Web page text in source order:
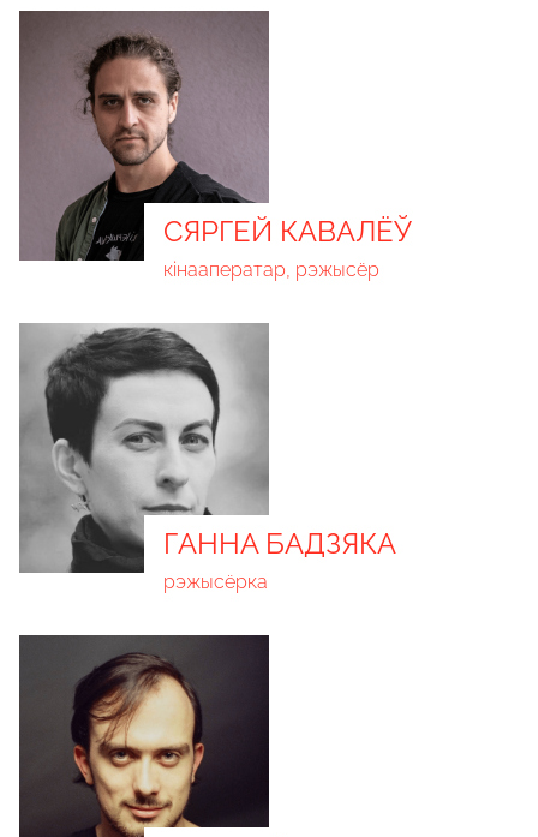
СЯРГЕЙ КАВАЛËЎ
кінааператар, рэжысёр
ГАННА БАДЗЯКА
рэжысёрка